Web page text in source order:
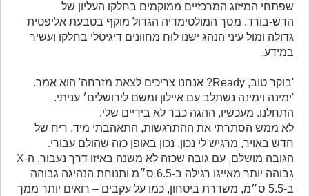
שפתחי המיזוג המרכזיים ממוקמים בחלקו העליון של
הדש-בורד. מסך המולטימדיה הגדול מוקף בטבעת אליפטית
גדולה ומול עיני הנהג ישנו לוח מחוונים דיגיטלי בחלקו ועשיר
במידע.
'בוקר טוב, Ready? אנחנו צריכים לצאת מזרחה' הוא אמר.
'ימינה וימינה נשתלב עם איילון ומשם לירושלים׳ עניתי.
התחלנו. מעכשיו, ההגה כבר לא בידיים שלי.
לא ממש הסתרתי את ההתרגשות, התאהבתי מיד, ריח של
חדש באויר, מרגיש לי נכון, נכון באופן כזה שהולם עבורי.
הגובה מושלם, עם גובה שכזה לא משנה באיזו דרך נעבור, ה-X
גבוהה יותר מאייגו רגילה ב-6.5 ס״מ ותנוחת הנהיגה גבוהה
ב-5.5 ס״מ, משדרת ביטחון, כמו על עקבים – רואים יותר ממך